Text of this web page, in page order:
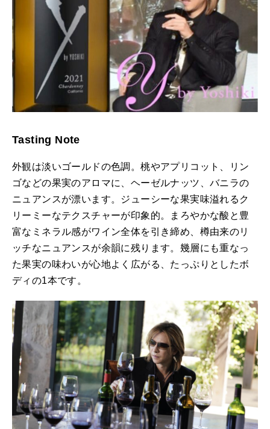
Tasting Note
外観は淡いゴールドの色調。桃やアプリコット、リン
ゴなどの果実のアロマに、ヘーゼルナッツ、バニラの
ニュアンスが漂います。ジューシーな果実味溢れるク
リーミーなテクスチャーが印象的。まろやかな酸と豊
富なミネラル感がワイン全体を引き締め、樽由来のリ
ッチなニュアンスが余韻に残ります。幾層にも重なっ
た果実の味わいが心地よく広がる、たっぷりとしたボ
ディの1本です。